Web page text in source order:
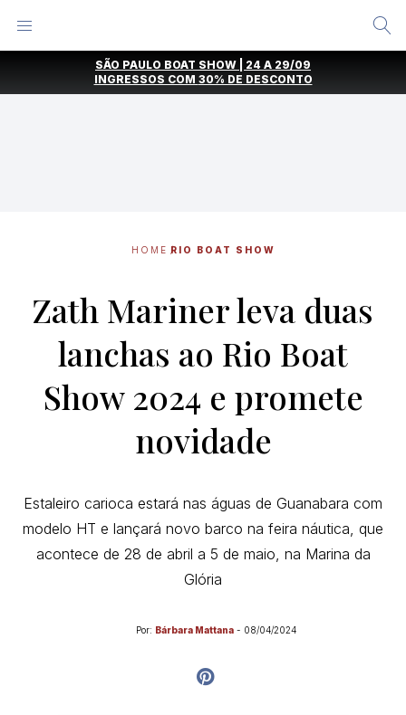
SÃO PAULO BOAT SHOW | 24 A 29/09
INGRESSOS COM 30% DE DESCONTO
HOME RIO BOAT SHOW
Zath Mariner leva duas
lanchas ao Rio Boat
Show 2024 e promete
novidade
Estaleiro carioca estará nas águas de Guanabara com
modelo HT e lançará novo barco na feira náutica, que
acontece de 28 de abril a 5 de maio, na Marina da
Glória
Por: Bárbara Mattana - 08/04/2024